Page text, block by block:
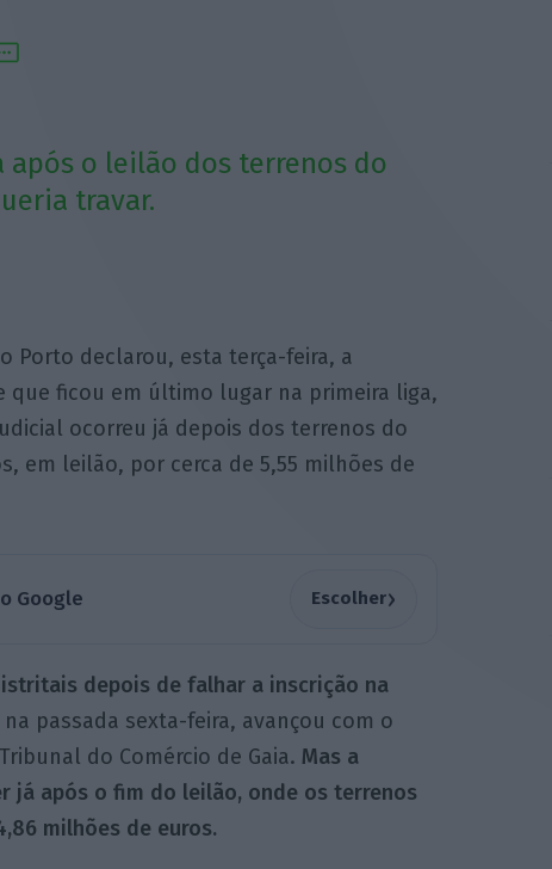
o leilão dos terrenos do
travar.
Porto declarou, esta terça-feira, a
que ficou em último lugar na primeira liga,
ocorreu já depois dos terrenos do
em leilão, por cerca de 5,55 milhões de
Google Escolher›
depois de falhar a inscrição na
na passada sexta-feira, avançou com o
do Comércio de Gaia. Mas a
já após o fim do leilão, onde os terrenos
milhões de euros.